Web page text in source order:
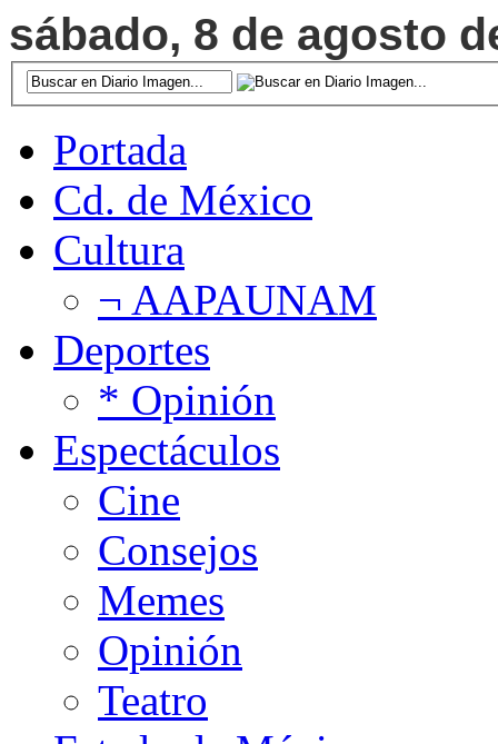
sábado, 8 de agosto
Portada
Cd. de México
Cultura
¬ AAPAUNAM
Deportes
* Opinión
Espectáculos
Cine
Consejos
Memes
Opinión
Teatro